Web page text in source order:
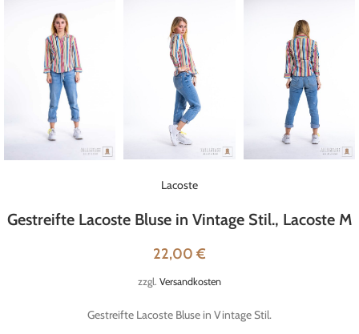
Lacoste
Gestreifte Lacoste Bluse in Vintage Stil., Lacoste M
22,00 €
zzgl. Versandkosten
Gestreifte Lacoste Bluse in Vintage Stil.